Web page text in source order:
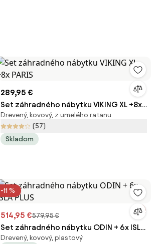
289,95 €
Set záhradného nábytku VIKING XL +8x
PARIS
Drevený, kovový, z umelého ratanu
(57)
Skladom
-11 %
514,95 €579,95 €
Set záhradného nábytku ODIN + 6x ISLA
PLUS
Drevený, kovový, plastový